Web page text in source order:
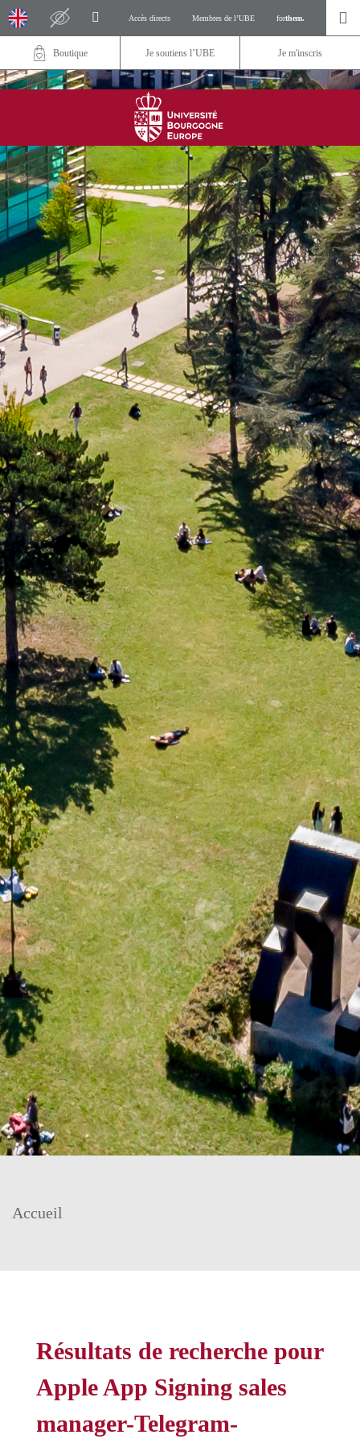
Accès directs Membres de l’UBE forthem.
Boutique Je soutiens l’UBE Je m'inscris
Accueil
Résultats de recherche pour
Apple App Signing sales
manager-Telegram-